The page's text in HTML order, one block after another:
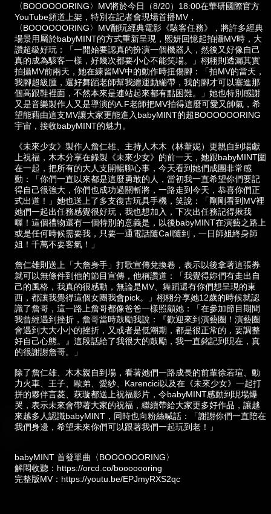
〈BOOOOOORING〉MV將於今日（8/20）18:00在華研國際官方
YouTube頻道上架，特別在記者會現場首播MV，
〈BOOOOOORING〉MV翻玩經典電影《駭客任務》，將許多經典
場景用屬於babyMINT的方式重新呈現，熙妍回憶起拍攝MV時，大
讚超級好玩：「一開始要認真的扮演一個機器人，然後又好像自己
真的成為駭客一樣，好幾次都要小心不能笑場。」栩栩則透漏其實
拍攝MV前兩天，她在練習MV中的動作時扭傷腳：「拍MV的當天，
我腳超級腫，還好舞蹈老師幫我纏運動繃帶，我的腳才可以塞進那
個高跟鞋裡面，不然本來是連站起來都有點困難。」她也特別感謝
又是音樂製作人又是導演的A.F老師把MV拍得這麼可愛又帥氣，希
望能藉由這支MV讓大家更能進入babyMINT的超BOOOOOORING
宇宙，接收babyMINT的魅力。
《未來少女》製作人詹仁雄、主持人木木（林葦妮）更親自到場獻
上祝福，木木分享在錄製《未來少女》的前一天，她跟babyMINT圍
在一起，把所有的大人支開暢聊心事，今天看到她們成團非常感
動：「你們一直以來都是這麼勇敢的人，當初我一直希望你們要記
得自己很強大，你們也成功過關斬將，一路走到今天，恭喜你們正
式出道！」她也送上了多支復古玩具手機，笑說：「剛剛看到MV裡
她們一起出任務感覺很好玩，我也想加入，下次出任務記得揪我
喔！這個禮物還有一個特別的意義是，以後babyMINT在演藝之路上
或是任何時候需要我，只要一通電話隨Call隨到，一日師姐終身師
姐！千萬不要客氣！」
詹仁雄則送上「大詹身手」打歌宣傳兌換卷，表示以後拿著這張券
就可以無條件到他的節目宣傳，他稱讚道：「我覺得妳們有走出自
己的風格，我真的很感動，無論是MV、舞蹈還有你們想呈現的東
西，都讓我覺得這個女團我會pick。」栩栩分享她12歲的時候就認
識了詹哥，這一路上詹哥都像爸爸一樣照顧她：「在參加節目期間
我曾經遇到挫折，詹哥當時鼓勵我說：『歡迎來到演藝圈！演藝圈
會遇到大大小小的挫折，又或者是低潮期，都是很正常的，要調整
好自己心態。』這段話給了我很大的鼓勵，我一直銘記到現在，真
的很謝謝詹哥。」
除了詹仁雄、木木親自到場，看著她們一路成長的前輩徐若瑄、動
力火車、王子、歐弟、愛紗、Karencici以及在《未來少女》一起打
拼的夥伴言菱、萩璇都送上祝福影片，令babyMINT感動到現場爆
哭，表示未來會帶著大家的祝福，繼續帶給大家更多好作品，讓越
來越多人認識babyMINT，同時也向粉絲喊話：「謝謝你們一直陪在
我們身邊，希望未來你們可以跟著我們一起玩到老！」
babyMINT 首發單曲〈BOOOOOORING〉
解悶收聽： https://orcd.co/booooooring
完整版MV： https://youtu.be/EPJmyRXS2qc